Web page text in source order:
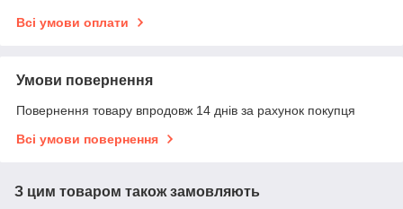
Всі умови оплати
Умови повернення
Повернення товару впродовж 14 днів за рахунок покупця
Всі умови повернення
З цим товаром також замовляють